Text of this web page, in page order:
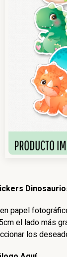
papel
el lado más
los